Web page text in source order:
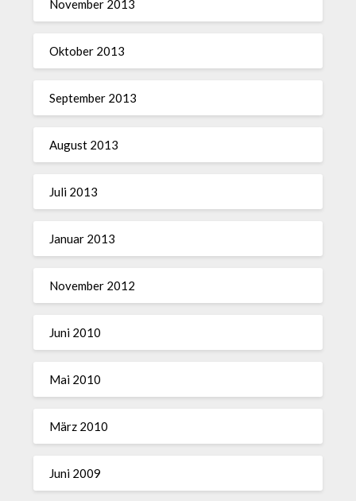
November 2013
Oktober 2013
September 2013
August 2013
Juli 2013
Januar 2013
November 2012
Juni 2010
Mai 2010
März 2010
Juni 2009